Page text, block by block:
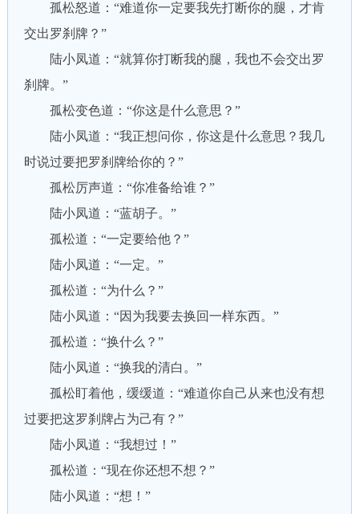
孤松怒道：“难道你一定要我先打断你的腿，才肯
交出罗刹牌？”
陆小凤道：“就算你打断我的腿，我也不会交出罗
刹牌。”
孤松变色道：“你这是什么意思？”
陆小凤道：“我正想问你，你这是什么意思？我几
时说过要把罗刹牌给你的？”
孤松厉声道：“你准备给谁？”
陆小凤道：“蓝胡子。”
孤松道：“一定要给他？”
陆小凤道：“一定。”
孤松道：“为什么？”
陆小凤道：“因为我要去换回一样东西。”
孤松道：“换什么？”
陆小凤道：“换我的清白。”
孤松盯着他，缓缓道：“难道你自己从来也没有想
过要把这罗刹牌占为己有？”
陆小凤道：“我想过！”
孤松道：“现在你还想不想？”
陆小凤道：“想！”